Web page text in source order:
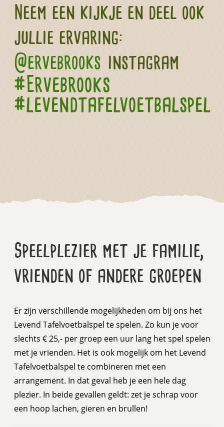
Neem een kijkje en deel ook
jullie ervaring:
@ervebrooks instagram
#Ervebrooks
#levendtafelvoetbalspel
Speelplezier met je familie,
vrienden of andere groepen
Er zijn verschillende mogelijkheden om bij ons het
Levend Tafelvoetbalspel te spelen. Zo kun je voor
slechts € 25,- per groep een uur lang het spel spelen
met je vrienden. Het is ook mogelijk om het Levend
Tafelvoetbalspel te combineren met een
arrangement. In dat geval heb je een hele dag
plezier. In beide gevallen geldt: zet je schrap voor
een hoop lachen, gieren en brullen!